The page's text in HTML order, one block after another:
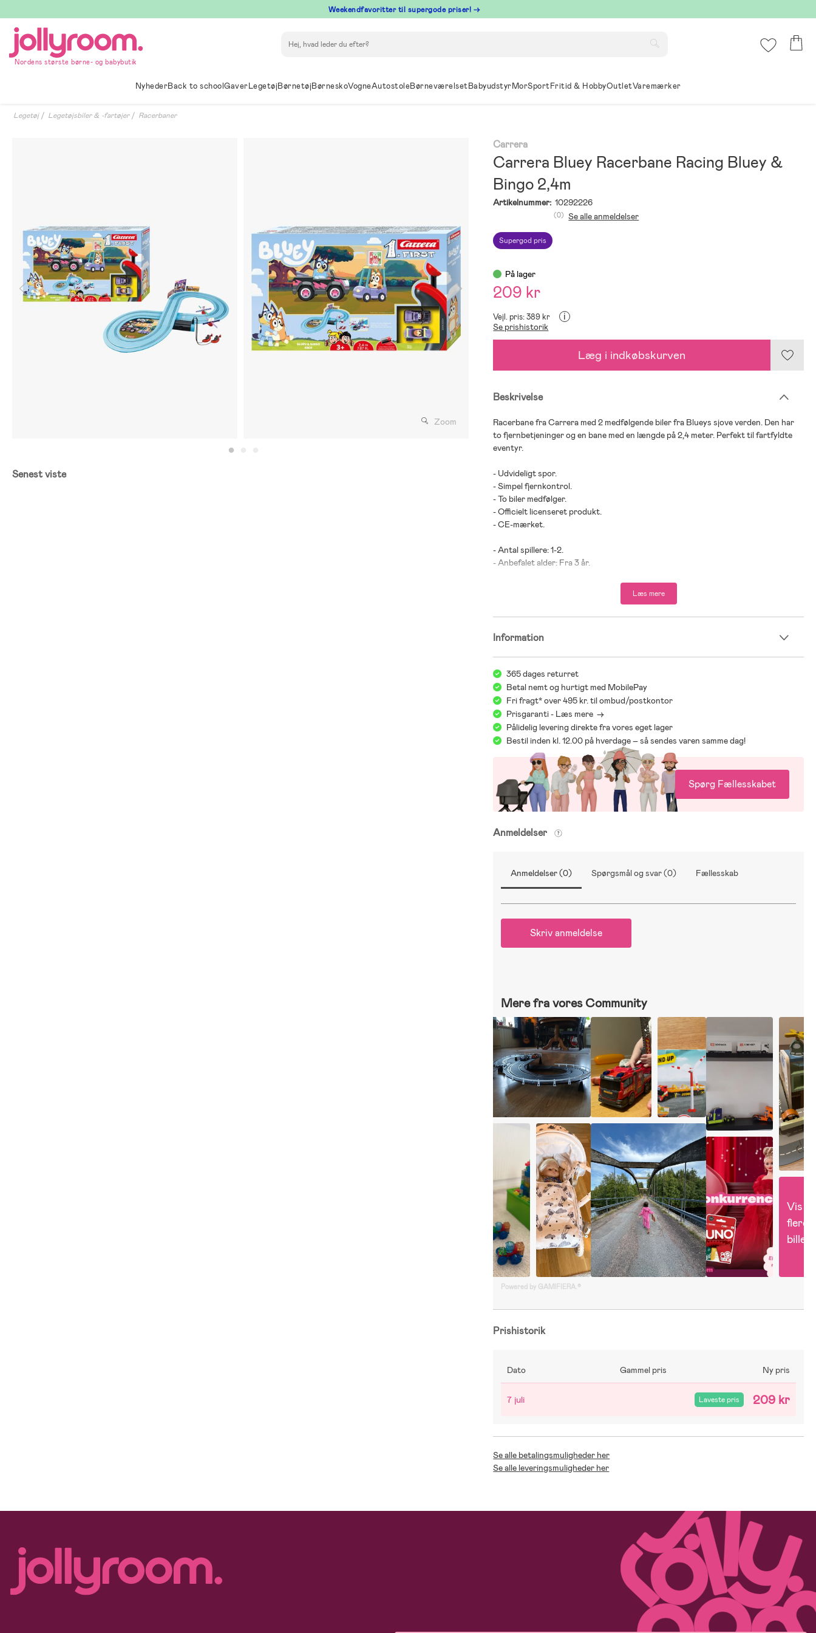
till
innehållet
⁠ Weekendfavoritter til supergode priser! →
Nordens største børne- og babybutik
NyhederBack to schoolGaverLegetøjBørnetøjBørneskoVogneAutostoleBørneværelsetBabyudstyrMorSportFritid & HobbyOutletVaremærker
Legetøj Legetøjsbiler & -fartøjer Racerbaner
Zoom
Senest viste
Carrera
Carrera Bluey Racerbane Racing Bluey &
Bingo 2,4m
Artikelnummer: 10292226
Supergod pris
(0) Se alle anmeldelser
På lager
209 kr
Vejl. pris: 389 kr i
Se prishistorik
Læg i indkøbskurven
Beskrivelse
Racerbane fra Carrera med 2 medfølgende biler fra Blueys sjove verden. Den har
to fjernbetjeninger og en bane med en længde på 2,4 meter. Perfekt til fartfyldte
eventyr.
- Udvideligt spor.
- Simpel fjernkontrol.
- To biler medfølger.
- Officielt licenseret produkt.
- CE-mærket.
- Antal spillere: 1-2.
- Anbefalet alder: Fra 3 år.
Læs mere
Information
365 dages returret
Betal nemt og hurtigt med MobilePay
Fri fragt* over 495 kr. til ombud/postkontor
Prisgaranti - Læs mere ->
Pålidelig levering direkte fra vores eget lager
Bestil inden kl. 12.00 på hverdage – så sendes varen samme dag!
Spørg Fællesskabet
Anmeldelser
Anmeldelser (0) Spørgsmål og svar (0) Fællesskab
Skriv anmeldelse
Mere fra vores Community
Vis
flere
Powered by GAMIFIERA.®
Prishistorik
Dato Gammel pris Ny pris
7 juli Laveste pris 209 kr
Se alle betalingsmuligheder her
Se alle leveringsmuligheder her